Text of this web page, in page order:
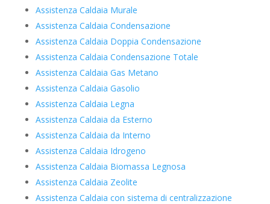
Assistenza Caldaia Murale
Assistenza Caldaia Condensazione
Assistenza Caldaia Doppia Condensazione
Assistenza Caldaia Condensazione Totale
Assistenza Caldaia Gas Metano
Assistenza Caldaia Gasolio
Assistenza Caldaia Legna
Assistenza Caldaia da Esterno
Assistenza Caldaia da Interno
Assistenza Caldaia Idrogeno
Assistenza Caldaia Biomassa Legnosa
Assistenza Caldaia Zeolite
Assistenza Caldaia con sistema di centralizzazione